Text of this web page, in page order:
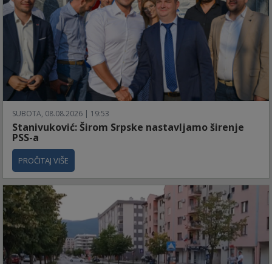
SUBOTA, 08.08.2026 | 19:53
Stanivuković: Širom Srpske nastavljamo širenje
PSS-a
PROČITAJ VIŠE